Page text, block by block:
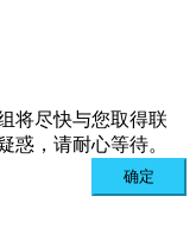
将尽快与您取得联
惑，请耐心等待。
确定